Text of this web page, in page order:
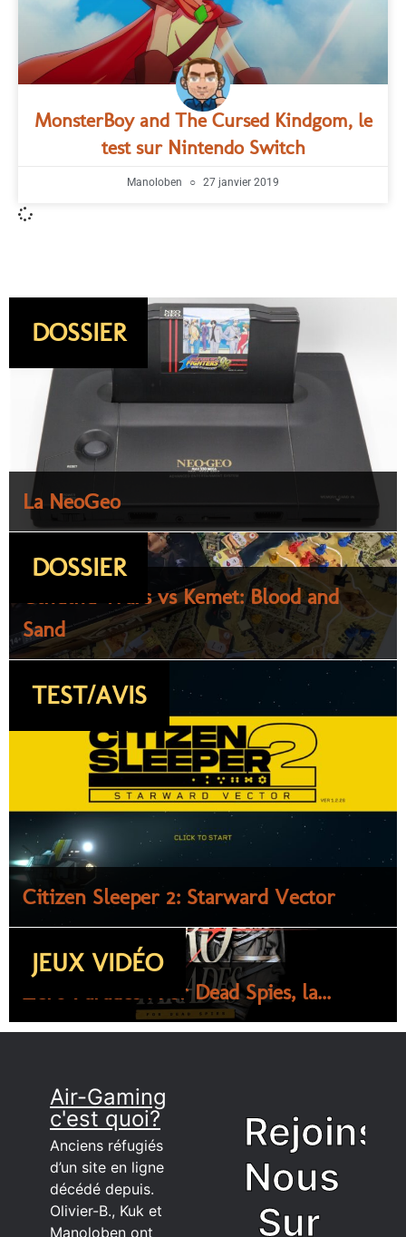
MonsterBoy and The Cursed Kindgom, le
test sur Nintendo Switch
Manoloben 27 janvier 2019
DOSSIER
La NeoGeo
DOSSIER
Cthulhu Wars vs Kemet: Blood and
Sand
TEST/AVIS
Citizen Sleeper 2: Starward Vector
JEUX VIDÉO
Zero Parades : For Dead Spies, la...
Air-Gaming
c'est quoi?
Anciens réfugiés
d’un site en ligne
décédé depuis.
Olivier-B., Kuk et
Manoloben ont
Rejoins
Nous
Sur